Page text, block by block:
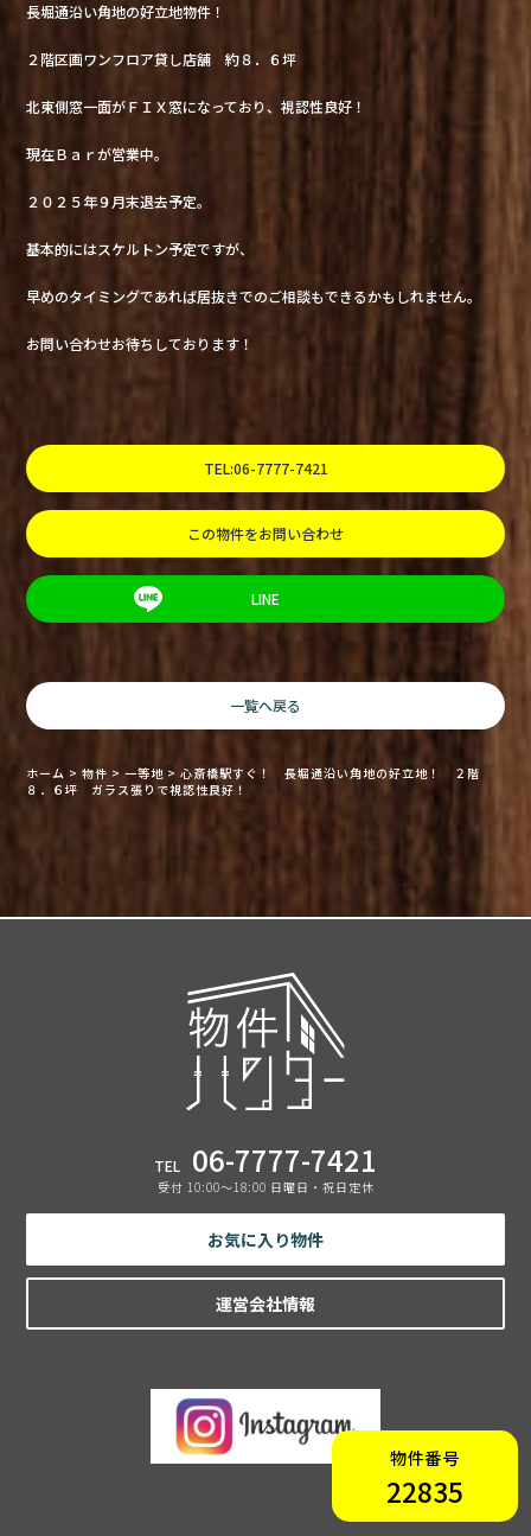
物件番号
22835
長堀通沿い角地の好立地物件！
２階区画ワンフロア貸し店舗 約８．６坪
北東側窓一面がＦＩＸ窓になっており、視認性良好！
現在Ｂａｒが営業中。
２０２５年９月末退去予定。
基本的にはスケルトン予定ですが、
早めのタイミングであれば居抜きでのご相談もできるかもしれません。
お問い合わせお待ちしております！
TEL:06-7777-7421
この物件をお問い合わせ
LINE
一覧へ戻る
ホーム >物件 >一等地 >心斎橋駅すぐ！ 長堀通沿い角地の好立地！ ２階
８．６坪 ガラス張りで視認性良好！
TEL 06-7777-7421
受付 10:00〜18:00 日曜日・祝日定休
お気に入り物件
運営会社情報